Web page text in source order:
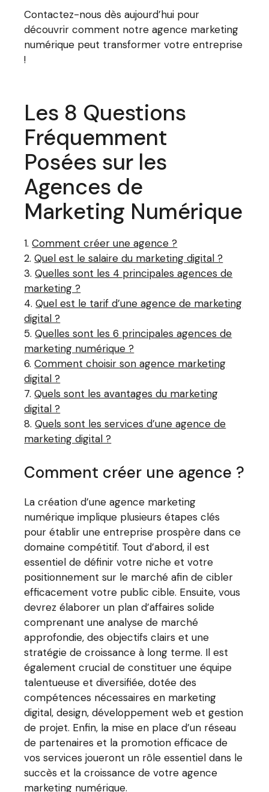
Contactez-nous dès aujourd’hui pour
découvrir comment notre agence marketing
numérique peut transformer votre entreprise
!
Les 8 Questions
Fréquemment
Posées sur les
Agences de
Marketing Numérique
Comment créer une agence ?
Quel est le salaire du marketing digital ?
Quelles sont les 4 principales agences de
marketing ?
Quel est le tarif d’une agence de marketing
digital ?
Quelles sont les 6 principales agences de
marketing numérique ?
Comment choisir son agence marketing
digital ?
Quels sont les avantages du marketing
digital ?
Quels sont les services d’une agence de
marketing digital ?
Comment créer une agence ?
La création d’une agence marketing
numérique implique plusieurs étapes clés
pour établir une entreprise prospère dans ce
domaine compétitif. Tout d’abord, il est
essentiel de définir votre niche et votre
positionnement sur le marché afin de cibler
efficacement votre public cible. Ensuite, vous
devrez élaborer un plan d’affaires solide
comprenant une analyse de marché
approfondie, des objectifs clairs et une
stratégie de croissance à long terme. Il est
également crucial de constituer une équipe
talentueuse et diversifiée, dotée des
compétences nécessaires en marketing
digital, design, développement web et gestion
de projet. Enfin, la mise en place d’un réseau
de partenaires et la promotion efficace de
vos services joueront un rôle essentiel dans le
succès et la croissance de votre agence
marketing numérique.